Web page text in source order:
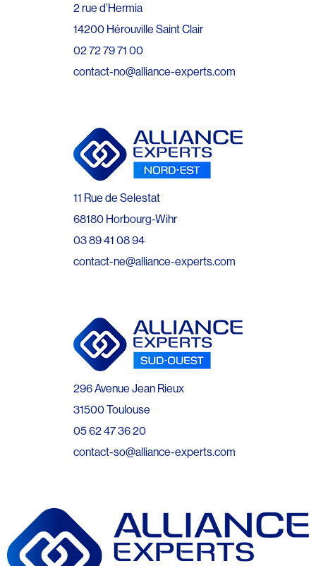
2 rue d’Hermia
14200 Hérouville Saint Clair
02 72 79 71 00
contact-no@alliance-experts.com
11 Rue de Selestat
68180 Horbourg-Wihr
03 89 41 08 94
contact-ne@alliance-experts.com
296 Avenue Jean Rieux
31500 Toulouse
05 62 47 36 20
contact-so@alliance-experts.com